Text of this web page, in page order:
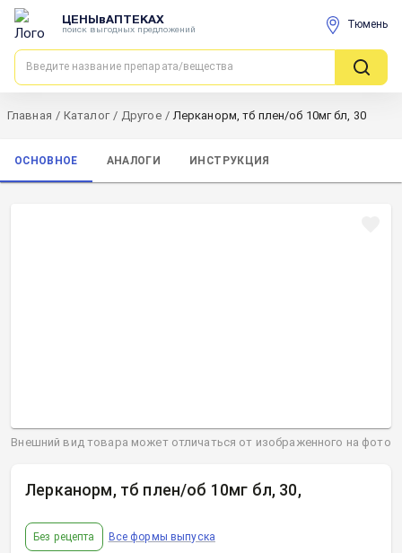
ЦЕНЫвАПТЕКАХ
поиск выгодных предложений Тюмень
Главная / Каталог / Другое / Лерканорм, тб плен/об 10мг бл, 30
ОСНОВНОЕ АНАЛОГИ ИНСТРУКЦИЯ
Лерканорм, тб плен/об 10мг бл, 30,
Без рецепта Все формы выпуска
Внешний вид товара может отличаться от изображенного на фото